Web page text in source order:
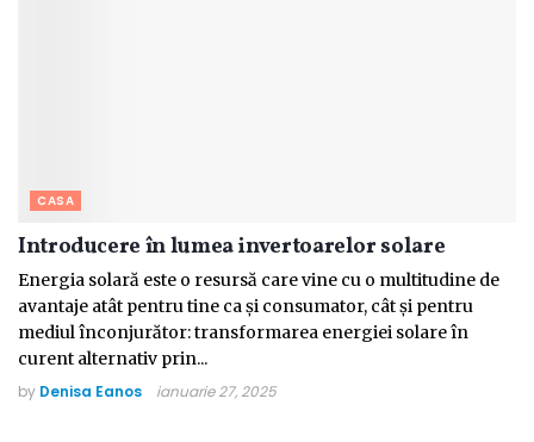
CASA
Introducere în lumea invertoarelor solare
Energia solară este o resursă care vine cu o multitudine de
avantaje atât pentru tine ca și consumator, cât și pentru
mediul înconjurător: transformarea energiei solare în
curent alternativ prin...
by Denisa Eanos ianuarie 27, 2025